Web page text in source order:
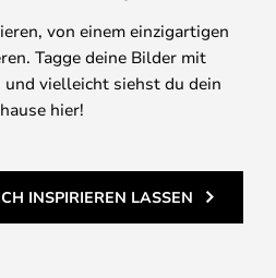
von einem einzigartigen
Tagge deine Bilder mit
und vielleicht siehst du dein
hier!
INSPIRIEREN LASSEN